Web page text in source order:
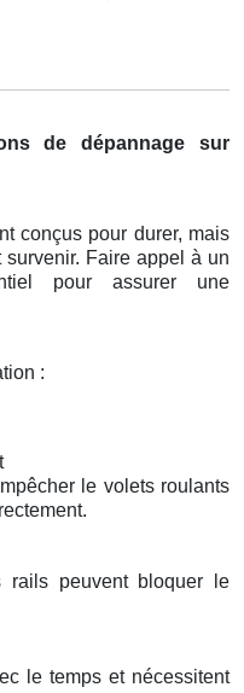
de dépannage sur
conçus pour durer, mais
Faire appel à un
pour assurer une
:
le volets roulants
rails peuvent bloquer le
le temps et nécessitent